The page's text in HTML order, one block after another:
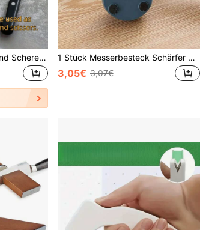
4-in-1 Küchenmesser- und Scheren-Schärfer, Küchenmesser-Schärfer, Küchen- und Outdoor-Camping-Messer-Schärfer, Schärfer mit Griff, Schleifstein, Küchenzubehör kleines Werkzeug - Zum Schärfen von Messern vom groben bis zum mittleren Schleifprozess, einfach leichten Druck ausüben, um eine scharfe Klinge zu erhalten. Geeignet für verschiedene Arten von Messern, einschließlich großer Messer, kleiner Messer und Scheren. Küchenessentiell, 1 Stück Messerbesteck Schärfer mit zufälligem Froschdesign im
3,05€ 3,07€